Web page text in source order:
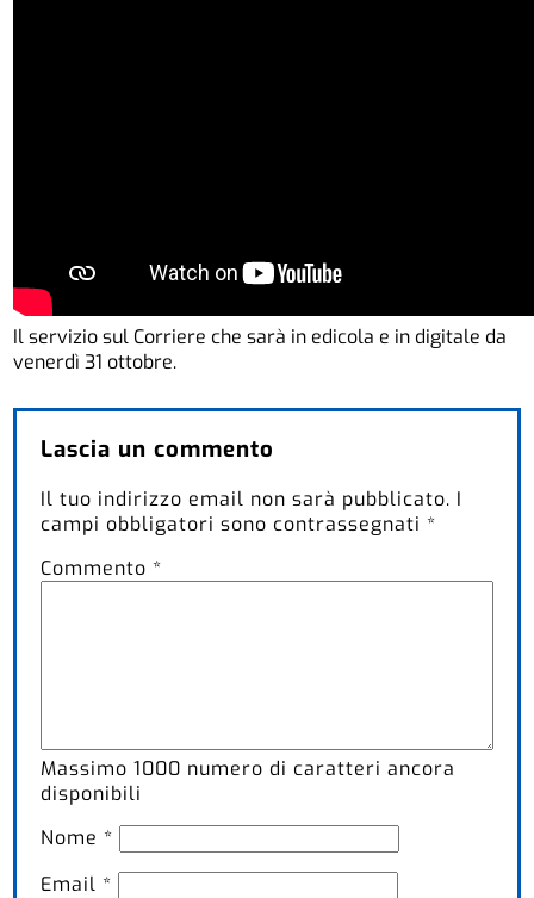
Il servizio sul Corriere che sarà in edicola e in digitale da
venerdì 31 ottobre.
Lascia un commento
Il tuo indirizzo email non sarà pubblicato. I
campi obbligatori sono contrassegnati *
Commento *
Massimo1000 numero di caratteri ancora
disponibili
Nome *
Email *